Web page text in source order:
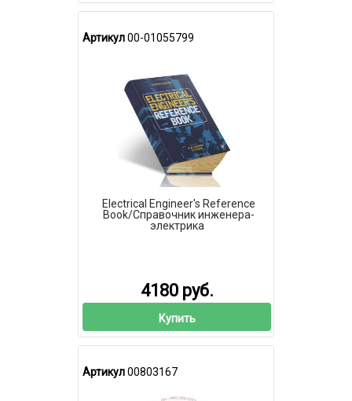
Артикул00-01055799
Electrical Engineer's Reference
Book/Справочник инженера-
электрика
4180 руб.
Купить
Артикул00803167